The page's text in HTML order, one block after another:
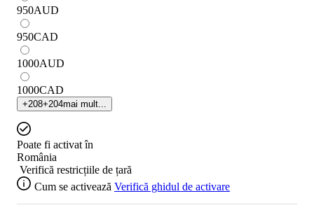
950AUD
950CAD
1000AUD
1000CAD
+208+204mai mult...
Poate fi activat în
România
Verifică restricțiile de țară
Cum se activează Verifică ghidul de activare